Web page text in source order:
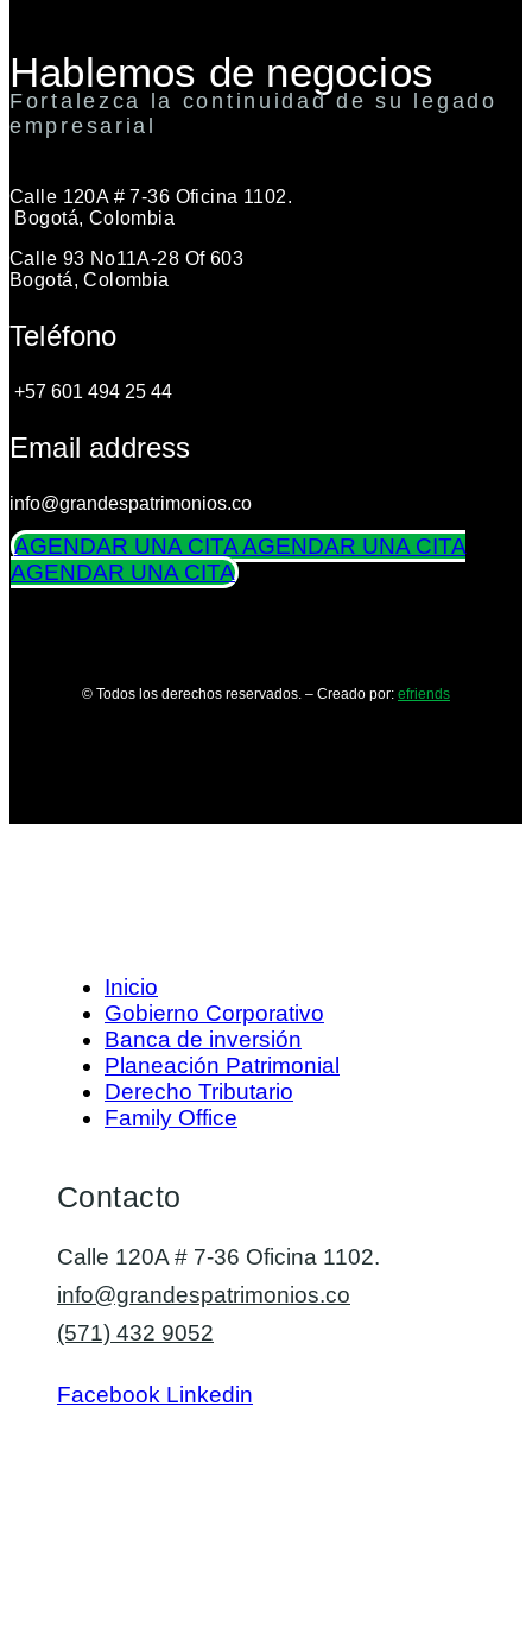
Hablemos de negocios
Fortalezca la continuidad de su legado
empresarial
Calle 120A # 7-36 Oficina 1102.
Bogotá, Colombia
Calle 93 No11A-28 Of 603
Bogotá, Colombia
Teléfono
+57 601 494 25 44
Email address
info@grandespatrimonios.co
AGENDAR UNA CITAAGENDAR UNA CITA
AGENDAR UNA CITA
© Todos los derechos reservados. – Creado por: efriends
Inicio
Gobierno Corporativo
Banca de inversión
Planeación Patrimonial
Derecho Tributario
Family Office
Contacto
Calle 120A # 7-36 Oficina 1102.
info@grandespatrimonios.co
(571) 432 9052
Facebook Linkedin